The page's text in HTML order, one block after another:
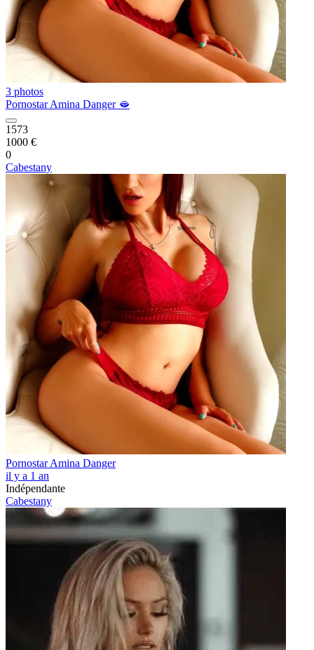
3 photos
Pornostar Amina Danger 🫦
1573
1000 €
0
Cabestany
Pornostar Amina Danger
il y a 1 an
Indépendante
Cabestany